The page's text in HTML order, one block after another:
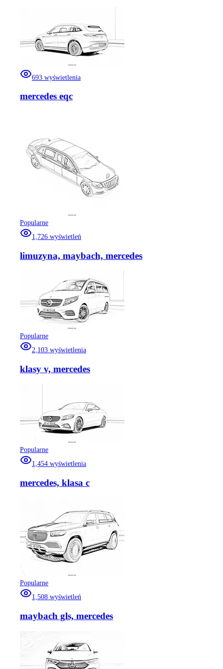
693 wyświetlenia
mercedes eqc
Popularne
1,726 wyświetleń
limuzyna, maybach, mercedes
Popularne
2,103 wyświetlenia
klasy v, mercedes
Popularne
1,454 wyświetlenia
mercedes, klasa c
Popularne
1,508 wyświetleń
maybach gls, mercedes